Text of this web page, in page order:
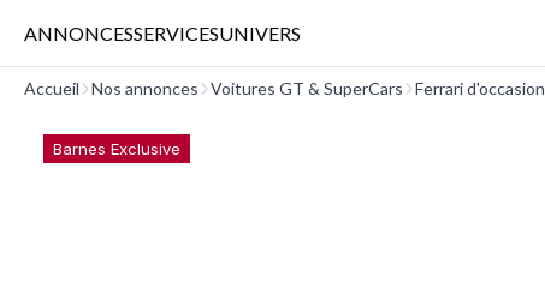
ANNONCESSERVICESUNIVERS
Accueil Nos annonces Voitures GT & SuperCars Ferrari d'occasion
Barnes Exclusive